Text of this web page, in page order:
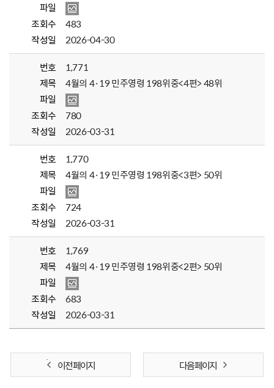
파일
조회수
483
작성일
2026-04-30
번호
1,771
제목
4월의 4·19 민주영령 198위중<4편> 48위
파일
조회수
780
작성일
2026-03-31
번호
1,770
제목
4월의 4·19 민주영령 198위중<3편> 50위
파일
조회수
724
작성일
2026-03-31
번호
1,769
제목
4월의 4·19 민주영령 198위중<2편> 50위
파일
조회수
683
작성일
2026-03-31
이전 페이지 다음 페이지